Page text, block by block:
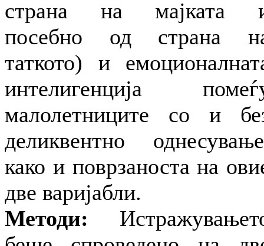
страна на мајката
посебно од страна
таткото) и
интелигенција
малолетниците со и
деликвентно
како и поврзаноста на
две варијабли.
Методи: